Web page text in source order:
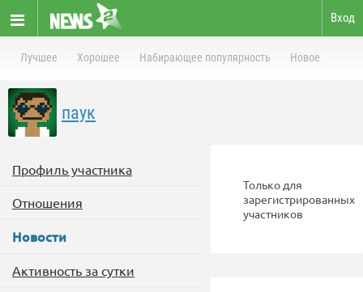
Вход
Лучшее Хорошее Набирающее популярность Новое
паук
Профиль участника
Отношения
Новости
Активность за сутки
Только для
зарегистрированных
участников